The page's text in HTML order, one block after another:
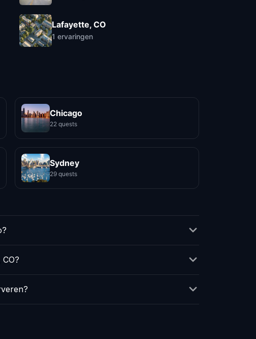
Lafayette, CO
1 ervaringen
Chicago
22 quests
Sydney
29 quests